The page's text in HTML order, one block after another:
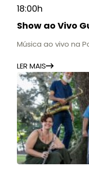
18:00h
Show ao Vivo
Música ao vivo na
LER MAIS